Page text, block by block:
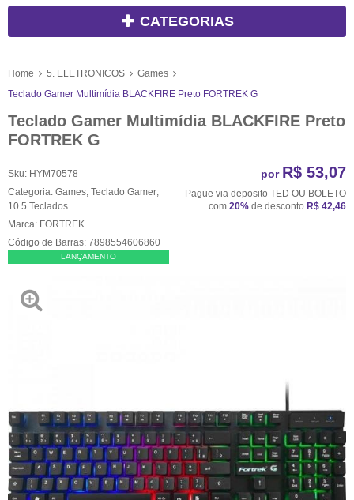
CATEGORIAS
Home 5. ELETRONICOS
Games
Teclado Gamer Multimídia BLACKFIRE Preto FORTREK G
Teclado Gamer Multimídia BLACKFIRE Preto
FORTREK G
Sku: HYM70578
Categoria: Games Teclado Gamer
10.5 Teclados
Marca: FORTREK
Código de Barras: 7898554606860
LANÇAMENTO
por R$ 53,07
Pague via deposito TED OU BOLETO
com 20% de desconto R$ 42,46